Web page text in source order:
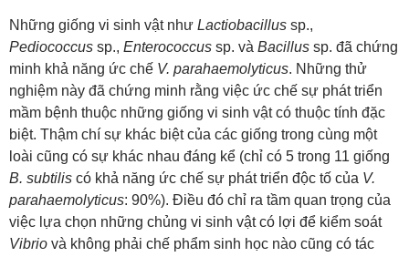
Những giống vi sinh vật như Lactiobacillus sp.,
Pediococcus sp., Enterococcus sp. và Bacillus sp. đã chứng
minh khả năng ức chế V. parahaemolyticus. Những thử
nghiệm này đã chứng minh rằng việc ức chế sự phát triển
mầm bệnh thuộc những giống vi sinh vật có thuộc tính đặc
biệt. Thậm chí sự khác biệt của các giống trong cùng một
loài cũng có sự khác nhau đáng kể (chỉ có 5 trong 11 giống
B. subtilis có khả năng ức chế sự phát triển độc tố của V.
parahaemolyticus: 90%). Điều đó chỉ ra tầm quan trọng của
việc lựa chọn những chủng vi sinh vật có lợi để kiểm soát
Vibrio và không phải chế phẩm sinh học nào cũng có tác